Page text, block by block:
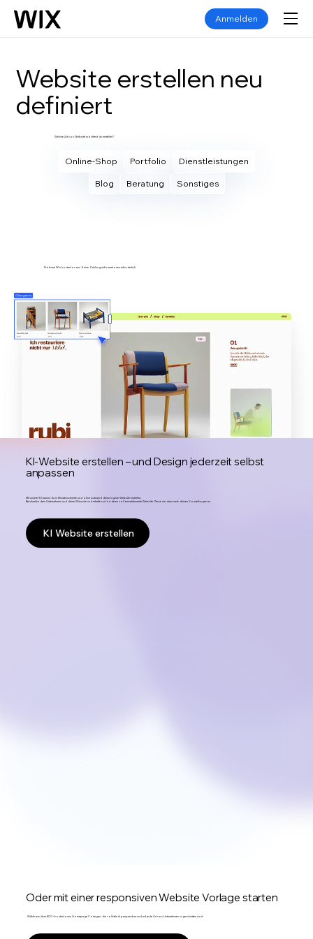
Anmelden
Website erstellen neu
definiert
Welche Art von Website möchtest du erstellen?
Online-Shop Portfolio Dienstleistungen
Blog Beratung Sonstiges
Probiere Wix kostenlos aus. Keine Zahlungsinformationen erforderlich.
KI-Website erstellen – und Design jederzeit selbst
anpassen
Mit unserer KI kannst du in Minutenschnelle und ohne Aufwand deine eigene Website erstellen:
Beschreibe dein Unternehmen und deine Wünsche und erhalte sofort deine voll einsatzbereite Website. Passe sie dann nach deinen Vorstellungen an.
KI Website erstellen
Oder mit einer responsiven Website Vorlage starten
Wähle aus über 800+ kostenlosen Homepage Vorlagen, die vollständig anpassbar und auf jede Art von Unternehmen zugeschnitten sind.